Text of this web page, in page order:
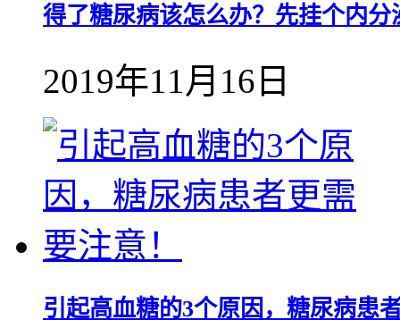
得了糖尿病该怎么办？先挂个内分
2019年11月16日
引起高血糖的3个原因，糖尿病患